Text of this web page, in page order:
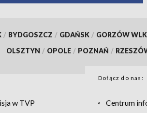
/ BYDGOSZCZ / GDAŃSK / GORZÓW
OLSZTYN / OPOLE / POZNAŃ /
Dołącz do nas:
w TVP Centrum